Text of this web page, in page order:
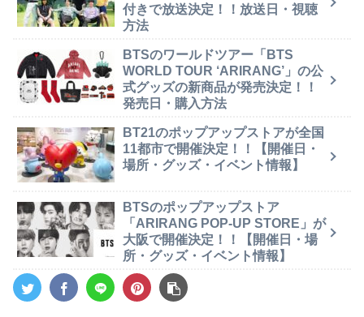
付きで放送決定！！放送日・視聴
方法
BTSのワールドツアー「BTS
WORLD TOUR ‘ARIRANG’」の公
式グッズの新商品が発売決定！！
発売日・購入方法
BT21のポップアップストアが全国
11都市で開催決定！！【開催日・
場所・グッズ・イベント情報】
BTSのポップアップストア
「ARIRANG POP-UP STORE」が
大阪で開催決定！！【開催日・場
所・グッズ・イベント情報】